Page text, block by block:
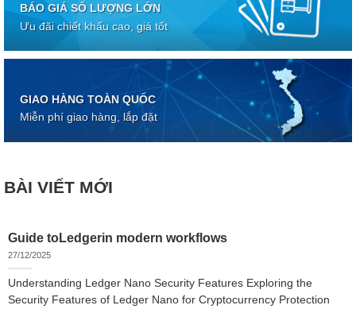
BÁO GIÁ SỐ LƯỢNG LỚN
Ưu đãi chiết khấu cao, giá tốt
GIAO HÀNG TOÀN QUỐC
Miễn phí giao hàng, lắp đặt
BÀI VIẾT MỚI
Guide toLedgerin modern workflows
27/12/2025
Understanding Ledger Nano Security Features Exploring the
Security Features of Ledger Nano for Cryptocurrency Protection